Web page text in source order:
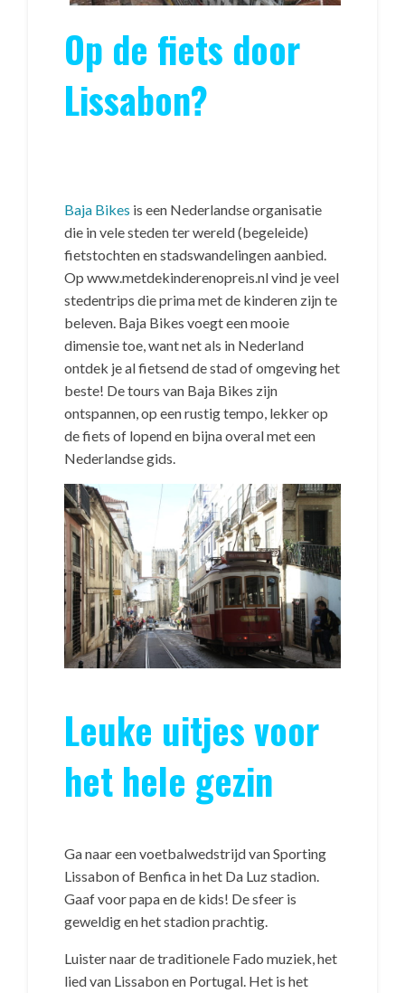
Op de fiets door
Lissabon?
Baja Bikes is een Nederlandse organisatie
die in vele steden ter wereld (begeleide)
fietstochten en stadswandelingen aanbied.
Op www.metdekinderenopreis.nl vind je veel
stedentrips die prima met de kinderen zijn te
beleven. Baja Bikes voegt een mooie
dimensie toe, want net als in Nederland
ontdek je al fietsend de stad of omgeving het
beste! De tours van Baja Bikes zijn
ontspannen, op een rustig tempo, lekker op
de fiets of lopend en bijna overal met een
Nederlandse gids.
Leuke uitjes voor
het hele gezin
Ga naar een voetbalwedstrijd van Sporting
Lissabon of Benfica in het Da Luz stadion.
Gaaf voor papa en de kids! De sfeer is
geweldig en het stadion prachtig.
Luister naar de traditionele Fado muziek, het
lied van Lissabon en Portugal. Het is het